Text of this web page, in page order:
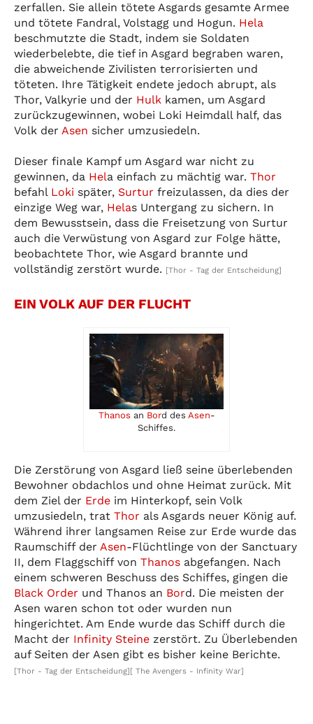
zerfallen. Sie allein tötete Asgards gesamte Armee
und tötete Fandral, Volstagg und Hogun. Hela
beschmutzte die Stadt, indem sie Soldaten
wiederbelebte, die tief in Asgard begraben waren,
die abweichende Zivilisten terrorisierten und
töteten. Ihre Tätigkeit endete jedoch abrupt, als
Thor, Valkyrie und der Hulk kamen, um Asgard
zurückzugewinnen, wobei Loki Heimdall half, das
Volk der Asen sicher umzusiedeln.
Dieser finale Kampf um Asgard war nicht zu
gewinnen, da Hela einfach zu mächtig war. Thor
befahl Loki später, Surtur freizulassen, da dies der
einzige Weg war, Helas Untergang zu sichern. In
dem Bewusstsein, dass die Freisetzung von Surtur
auch die Verwüstung von Asgard zur Folge hätte,
beobachtete Thor, wie Asgard brannte und
vollständig zerstört wurde.
[Thor - Tag der Entscheidung]
EIN VOLK AUF DER FLUCHT
Thanos an Bord des Asen-
Schiffes.
Die Zerstörung von Asgard ließ seine überlebenden
Bewohner obdachlos und ohne Heimat zurück. Mit
dem Ziel der Erde im Hinterkopf, sein Volk
umzusiedeln, trat Thor als Asgards neuer König auf.
Während ihrer langsamen Reise zur Erde wurde das
Raumschiff der Asen-Flüchtlinge von der Sanctuary
II, dem Flaggschiff von Thanos abgefangen. Nach
einem schweren Beschuss des Schiffes, gingen die
Black Order und Thanos an Bord. Die meisten der
Asen waren schon tot oder wurden nun
hingerichtet. Am Ende wurde das Schiff durch die
Macht der Infinity Steine zerstört. Zu Überlebenden
auf Seiten der Asen gibt es bisher keine Berichte.
[Thor - Tag der Entscheidung] [ The Avengers - Infinity War]